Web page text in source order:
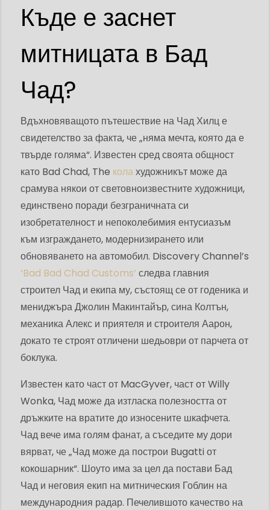
Къде е заснет
митницата в Бад
Чад?
Вдъхновяващото пътешествие на Чад Хилц е
свидетелство за факта, че „няма мечта, която да е
твърде голяма“. Известен сред своята общност
като Bad Chad, The колахудожникът може да
срамува някои от световноизвестните художници,
единствено поради безграничната си
изобретателност и непоколебимия ентусиазъм
към изграждането, модернизирането или
обновяването на автомобил. Discovery Channel’s
‘Bad Bad Chad Customs’ следва главния
строител Чад и екипа му, състоящ се от годеника и
мениджъра Джолин Макинтайър, сина Колтън,
механика Алекс и приятеля и строителя Аарон,
докато те строят отличени шедьоври от парчета от
боклука.
Известен като част от MacGyver, част от Willy
Wonka, Чад може да изтласка полезността от
дръжките на вратите до износените шкафчета.
Чад вече има голям фанат, а съседите му дори
вярват, че „Чад може да построи Bugatti от
кокошарник“. Шоуто има за цел да постави Бад
Чад и неговия екип на митническия Гоблин на
международния радар. Печелившото качество на